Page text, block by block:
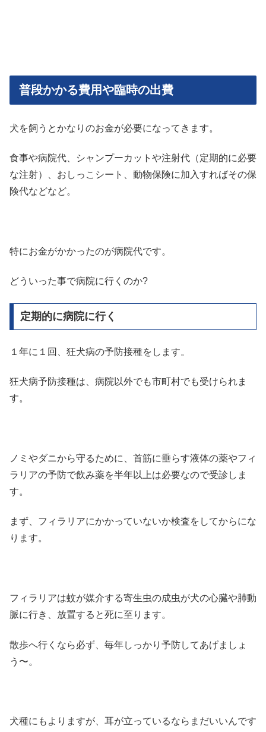
普段かかる費用や臨時の出費
犬を飼うとかなりのお金が必要になってきます。
食事や病院代、シャンプーカットや注射代（定期的に必要
な注射）、おしっこシート、動物保険に加入すればその保
険代などなど。
特にお金がかかったのが病院代です。
どういった事で病院に行くのか?
定期的に病院に行く
１年に１回、狂犬病の予防接種をします。
狂犬病予防接種は、病院以外でも市町村でも受けられま
す。
ノミやダニから守るために、首筋に垂らす液体の薬やフィ
ラリアの予防で飲み薬を半年以上は必要なので受診しま
す。
まず、フィラリアにかかっていないか検査をしてからにな
ります。
フィラリアは蚊が媒介する寄生虫の成虫が犬の心臓や肺動
脈に行き、放置すると死に至ります。
散歩へ行くなら必ず、毎年しっかり予防してあげましょ
う〜。
犬種にもよりますが、耳が立っているならまだいいんです